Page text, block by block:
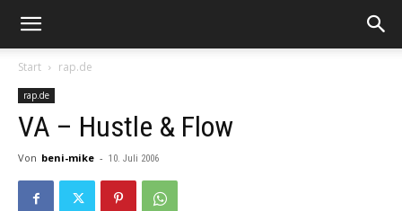
Start rap.de
rap.de
VA – Hustle & Flow
Von beni-mike - 10. Juli 2006